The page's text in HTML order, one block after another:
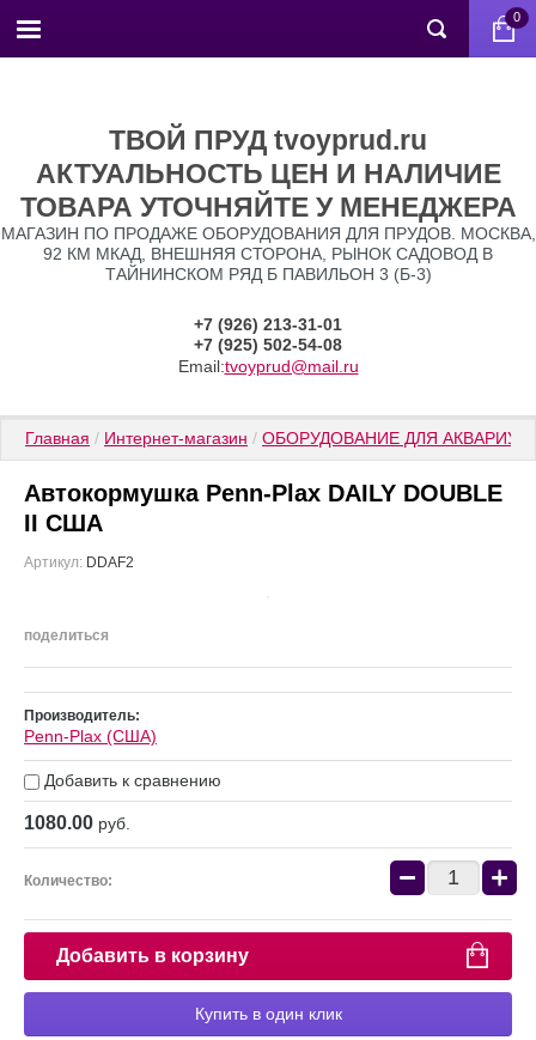
0
ТВОЙ ПРУД tvoyprud.ru
АКТУАЛЬНОСТЬ ЦЕН И НАЛИЧИЕ
ТОВАРА УТОЧНЯЙТЕ У МЕНЕДЖЕРА
МАГАЗИН ПО ПРОДАЖЕ ОБОРУДОВАНИЯ ДЛЯ ПРУДОВ. МОСКВА,
92 КМ МКАД, ВНЕШНЯЯ СТОРОНА, РЫНОК САДОВОД В
ТАЙНИНСКОМ РЯД Б ПАВИЛЬОН 3 (Б-3)
+7 (926) 213-31-01
+7 (925) 502-54-08
Email:tvoyprud@mail.ru
Главная / Интернет-магазин / ОБОРУДОВАНИЕ ДЛЯ
Автокормушка Penn-Plax DAILY DOUBLE
II США
Артикул: DDAF2
поделиться
Производитель:
Penn-Plax (США)
Добавить к сравнению
1080.00 руб.
Количество: − +
Добавить в корзину
Купить в один клик